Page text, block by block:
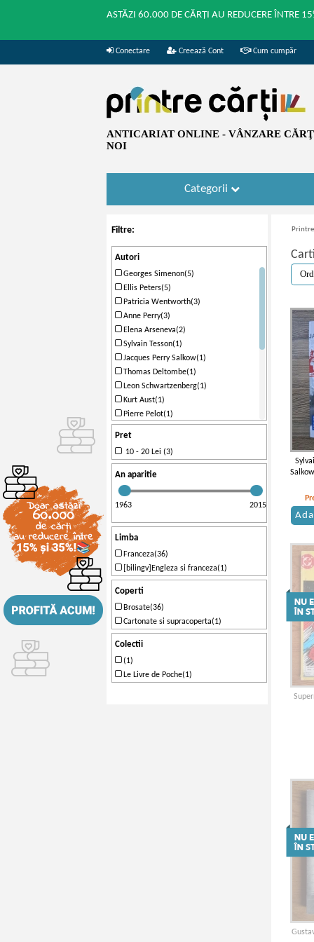
ASTĂZI 60.000 DE CĂRȚI AU REDUCERE ÎNTRE
Conectare Creează Cont Cum cumpăr
ANTICARIAT ONLINE - VÂNZARE
NOI
Categorii
Filtre:
Autori
Georges Simenon(5)
Ellis Peters(5)
Patricia Wentworth(3)
Anne Perry(3)
Elena Arseneva(2)
Sylvain Tesson(1)
Jacques Perry Salkow(1)
Thomas Deltombe(1)
Leon Schwartzenberg(1)
Kurt Aust(1)
Pierre Pelot(1)
Florence Montreynaud(1)
Eth Clifford(1)
Jean Philippe Domecq(1)
Gonzague de Reynold(1)
Jules Renard(1)
Ann Granger(1)
Pret
10 - 20 Lei (3)
An aparitie
1963 2015
Limba
Franceza(36)
[bilingv]Engleza si franceza(1)
Coperti
Brosate(36)
Cartonate si supracoperta(1)
Colectii
(1)
Le Livre de Poche(1)